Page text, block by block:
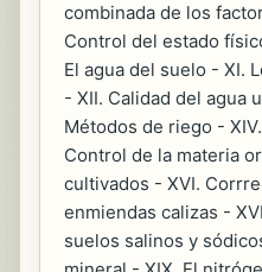
combinada de los
Control del estado
El agua del suelo - XI.
- XII. Calidad del agua
Métodos de riego -
Control de la materia
cultivados - XVI.
enmiendas calizas -
suelos salinos y